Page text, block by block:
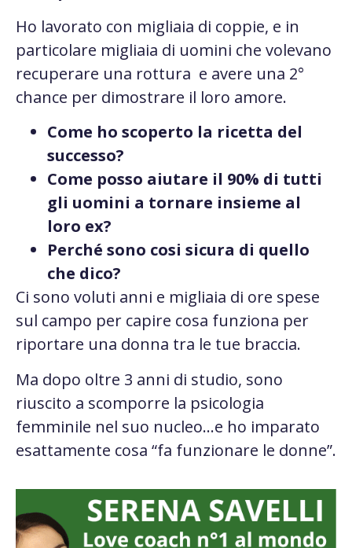
Ho lavorato con migliaia di coppie, e in
particolare migliaia di uomini che volevano
recuperare una rottura e avere una 2°
chance per dimostrare il loro amore.
Come ho scoperto la ricetta del
successo?
Come posso aiutare il 90% di tutti
gli uomini a tornare insieme al
loro ex?
Perché sono cosi sicura di quello
che dico?
Ci sono voluti anni e migliaia di ore spese
sul campo per capire cosa funziona per
riportare una donna tra le tue braccia.
Ma dopo oltre 3 anni di studio, sono
riuscito a scomporre la psicologia
femminile nel suo nucleo…e ho imparato
esattamente cosa “fa funzionare le donne”.